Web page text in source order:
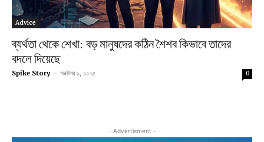
Advice
ব্যর্থতা থেকে শেখা: বড় মানুষদের কঠিন শৈশব কিভাবে তাদের
বদলে দিয়েছে
Spike Story - অক্টোবর ১, ২০২৫ 0
- Advertisment -